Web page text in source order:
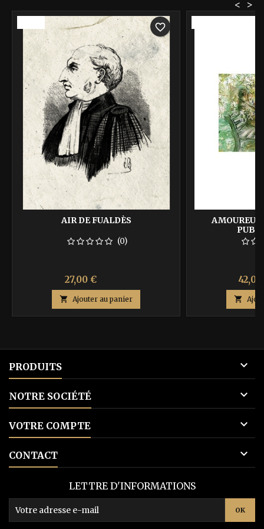
>
<
AIR DE FUALDÈS
(0)
Prix
27,00 €
base
 Ajouter au panier
favorite_border
AMOUREUX
Prix

PRODUITS 
NOTRE SOCIÉTÉ 
VOTRE COMPTE 
CONTACT 
LETTRE D'INFORMATIONS